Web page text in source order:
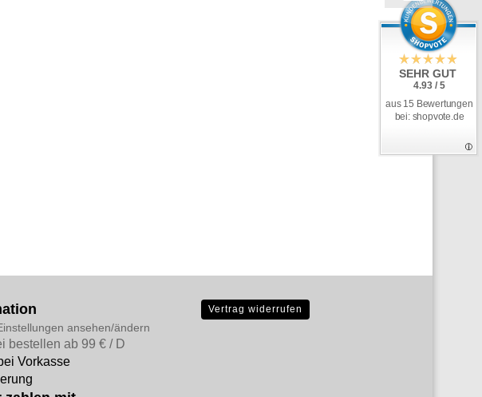
ansehen/ändern
bestellen ab 99 € / D
Vorkasse
Vertrag widerrufen
SEHR GUT
4.93 / 5
aus 15 Bewertungen
bei: shopvote.de